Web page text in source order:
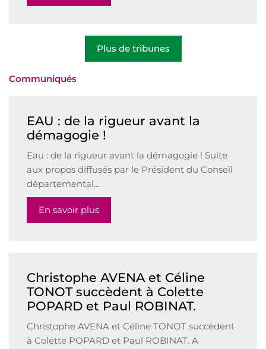
Plus de tribunes
Communiqués
EAU : de la rigueur avant la
démagogie !
Eau : de la rigueur avant la démagogie ! Suite
aux propos diffusés par le Président du Conseil
départemental...
En savoir plus
Christophe AVENA et Céline
TONOT succèdent à Colette
POPARD et Paul ROBINAT.
Christophe AVENA et Céline TONOT succèdent
à Colette POPARD et Paul ROBINAT. A